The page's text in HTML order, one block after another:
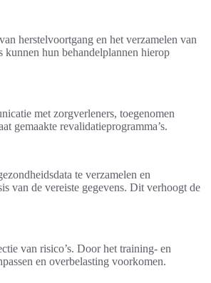
herstelvoortgang en het verzamelen van
hun behandelplannen hierop
met zorgverleners, toegenomen
gemaakte revalidatieprogramma’s.
te verzamelen en
van de vereiste gegevens. Dit verhoogt de
van risico’s. Door het training- en
en overbelasting voorkomen.